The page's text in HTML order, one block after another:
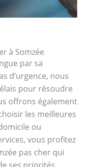
à Somzée
par sa
d’urgence, nous
pour résoudre
offrons également
les meilleures
ou
vous profitez
pas cher qui